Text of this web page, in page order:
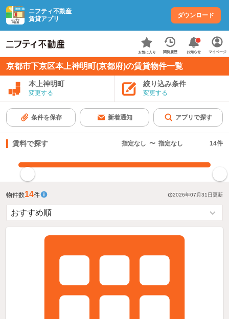
ニフティ不動産
賃貸アプリ
ダウンロード
お気に入り 閲覧履歴 お知らせ マイページ
京都市下京区本上神明町(京都府)の賃貸物件一覧
本上神明町
変更する
絞り込み条件
変更する
条件を保存 新着通知 アプリで探す
賃料で探す 指定なし 〜 指定なし 14件
物件数14件 2026年07月31日更新